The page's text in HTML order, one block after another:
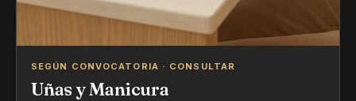
SEGÚN CONVOCATORIA · CONSULTAR
Uñas y Manicura